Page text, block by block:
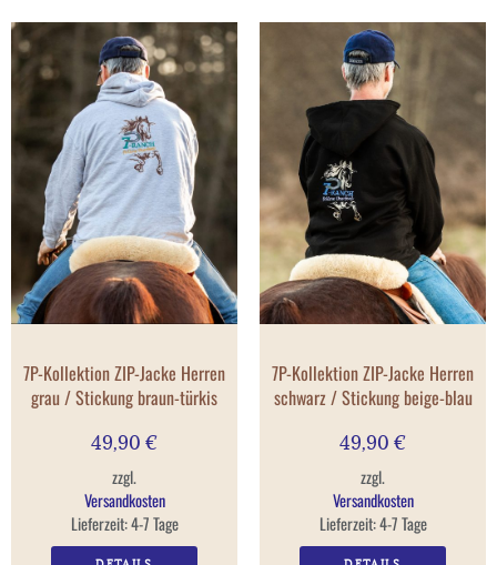
7P-Kollektion ZIP-Jacke Herren
grau / Stickung braun-türkis
49,90 €
zzgl.
Versandkosten
Lieferzeit:4-7 Tage
7P-Kollektion ZIP-Jacke Herren
schwarz / Stickung beige-blau
49,90 €
zzgl.
Versandkosten
Lieferzeit:4-7 Tage